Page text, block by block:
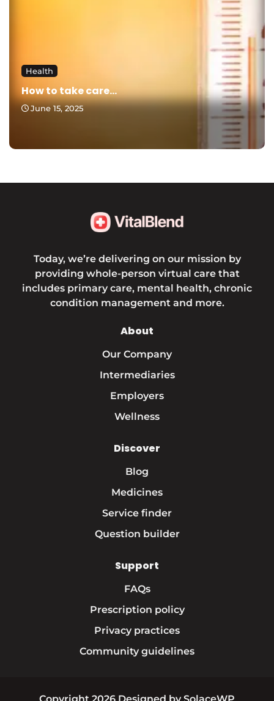
Health
How to take care...
June 15, 2025
Today, we’re delivering on our mission by
providing whole-person virtual care that
includes primary care, mental health, chronic
condition management and more.
About
Our Company
Intermediaries
Employers
Wellness
Discover
Blog
Medicines
Service finder
Question builder
Support
FAQs
Prescription policy
Privacy practices
Community guidelines